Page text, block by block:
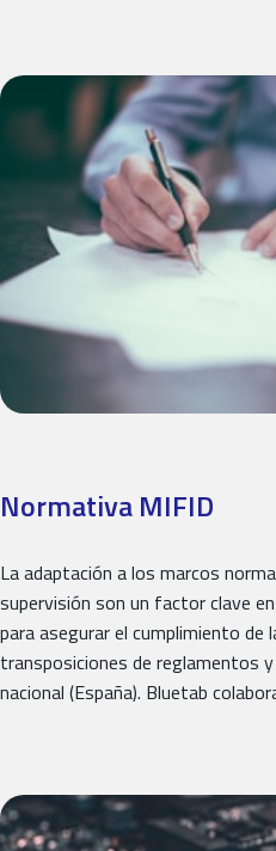
Normativa MIFID
La adaptación a los marcos
supervisión son un factor clave
para asegurar el cumplimiento de
transposiciones de reglamentos
nacional (España). Bluetab